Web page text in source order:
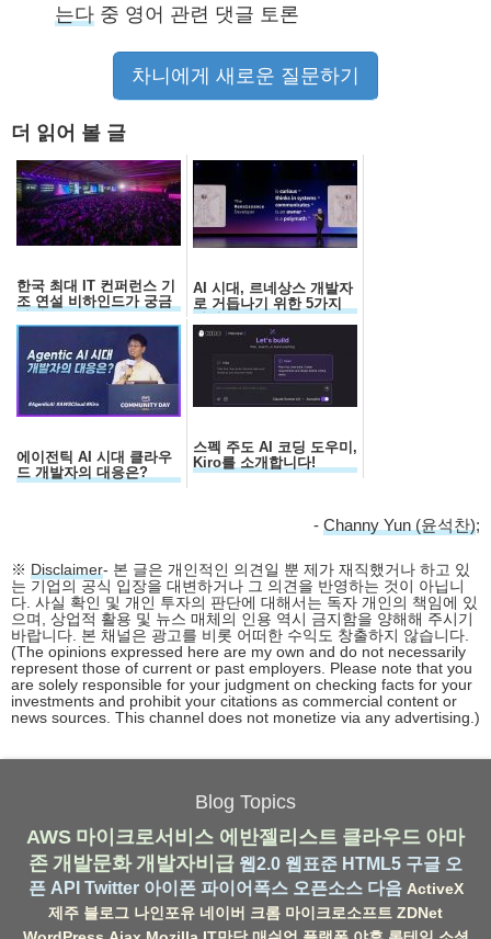
는다 중 영어 관련 댓글 토론
차니에게 새로운 질문하기
더 읽어 볼 글
한국 최대 IT 컨퍼런스 기
조 연설 비하인드가 궁금
하세요?
AI 시대, 르네상스 개발자
로 거듭나기 위한 5가지
자질
에이전틱 AI 시대 클라우
드 개발자의 대응은?
스펙 주도 AI 코딩 도우미,
Kiro를 소개합니다!
- Channy Yun (윤석찬);
※ Disclaimer- 본 글은 개인적인 의견일 뿐 제가 재직했거나 하고 있
는 기업의 공식 입장을 대변하거나 그 의견을 반영하는 것이 아닙니
다. 사실 확인 및 개인 투자의 판단에 대해서는 독자 개인의 책임에 있
으며, 상업적 활용 및 뉴스 매체의 인용 역시 금지함을 양해해 주시기
바랍니다. 본 채널은 광고를 비롯 어떠한 수익도 창출하지 않습니다.
(The opinions expressed here are my own and do not necessarily
represent those of current or past employers. Please note that you
are solely responsible for your judgment on checking facts for your
investments and prohibit your citations as commercial content or
news sources. This channel does not monetize via any advertising.)
Blog Topics
AWS 마이크로서비스 에반젤리스트 클라우드 아마
존 개발문화 개발자비급 웹2.0 웹표준 HTML5 구글 오
픈 API Twitter 아이폰 파이어폭스 오픈소스 다음 ActiveX
제주 블로그 나인포유 네이버 크롬 마이크로소프트 ZDNet